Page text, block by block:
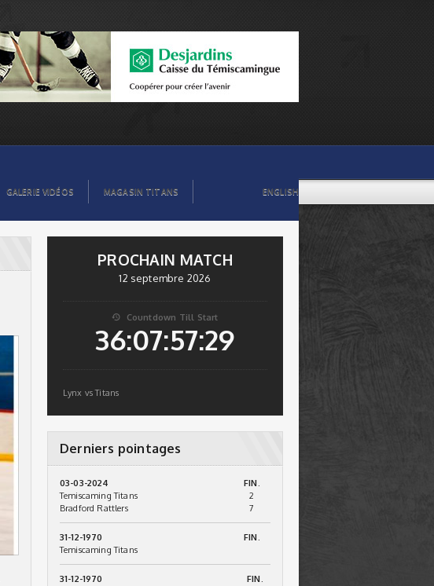
GALERIE VIDÉOS MAGASIN TITANS ENGLISH
PROCHAIN MATCH
12 septembre 2026
 Countdown Till Start
36:07:57:29
Lynx vs Titans
Derniers pointages
03-03-2024
FIN.
Temiscaming Titans
2
Bradford Rattlers
7
31-12-1970
FIN.
Temiscaming Titans
31-12-1970
FIN.